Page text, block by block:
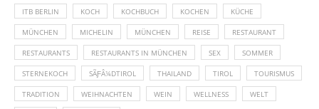
ITB BERLIN KOCH KOCHBUCH KOCHEN KÜCHE
MÜNCHEN MICHELIN MÜNCHEN REISE RESTAURANT
RESTAURANTS RESTAURANTS IN MÜNCHEN SEX SOMMER
STERNEKOCH SÃƑÂ¼DTIROL THAILAND TIROL TOURISMUS
TRADITION WEIHNACHTEN WEIN WELLNESS WELT